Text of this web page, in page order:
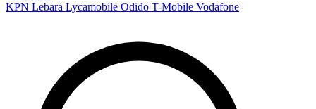
KPN Lebara Lycamobile Odido T-Mobile Vodafone